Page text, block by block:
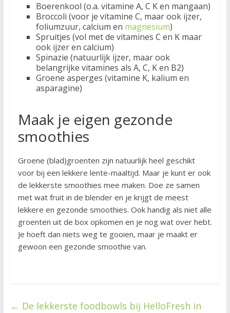
Boerenkool (o.a. vitamine A, C K en mangaan)
Broccoli (voor je vitamine C, maar ook ijzer,
foliumzuur, calcium en magnesium)
Spruitjes (vol met de vitamines C en K maar
ook ijzer en calcium)
Spinazie (natuurlijk ijzer, maar ook
belangrijke vitamines als A, C, K en B2)
Groene asperges (vitamine K, kalium en
asparagine)
Maak je eigen gezonde
smoothies
Groene (blad)groenten zijn natuurlijk heel geschikt
voor bij een lekkere lente-maaltijd. Maar je kunt er ook
de lekkerste smoothies mee maken. Doe ze samen
met wat fruit in de blender en je krijgt de meest
lekkere en gezonde smoothies. Ook handig als niet alle
groenten uit de box opkomen en je nog wat over hebt.
Je hoeft dan niets weg te gooien, maar je maakt er
gewoon een gezonde smoothie van.
← De lekkerste foodbowls bij HelloFresh in